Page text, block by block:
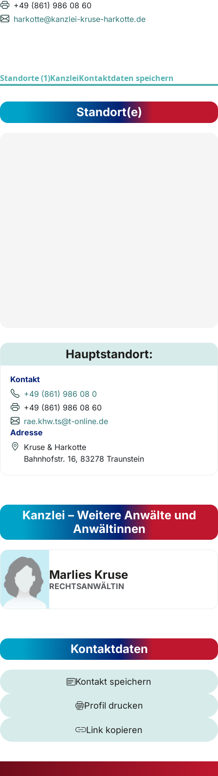
+49 (861) 986 08 60
harkotte@kanzlei-kruse-harkotte.de
Standorte (1)KanzleiKontaktdaten speichern
Standort(e)
Hauptstandort:
Kontakt
+49 (861) 986 08 0
+49 (861) 986 08 60
rae.khw.ts@t-online.de
Adresse
Kruse & Harkotte
Bahnhofstr. 16, 83278 Traunstein
Kanzlei – Weitere Anwälte und
Anwältinnen
Marlies Kruse
RECHTSANWÄLTIN
Kontaktdaten
Kontakt speichern
Profil drucken
Link kopieren